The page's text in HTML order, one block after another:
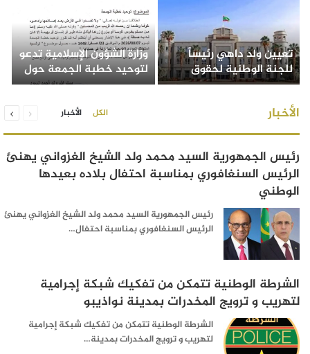
تعيين ولد داهي رئيساً
للجنة الوطنية لحقوق
الإنسان بموجب مرسوم
رئاسي
وزارة الشؤون الإسلامية تدعو
لتوحيد خطبة الجمعة حول
موضوع ترشيد استهلاك
الأخبار الكل الأخبار
الصفحة
رئيس الجمهورية السيد محمد ولد الشيخ الغزواني يهنئ
الرئيس السنغافوري بمناسبة احتفال بلاده بعيدها
الوطني
رئيس الجمهورية السيد محمد ولد الشيخ الغزواني يهنئ
الرئيس السنغافوري بمناسبة احتفال…
الشرطة الوطنية تتمكن من تفكيك شبكة إجرامية
لتهريب و ترويج المخدرات بمدينة نواذيبو
الشرطة الوطنية تتمكن من تفكيك شبكة إجرامية
لتهريب و ترويج المخدرات بمدينة…